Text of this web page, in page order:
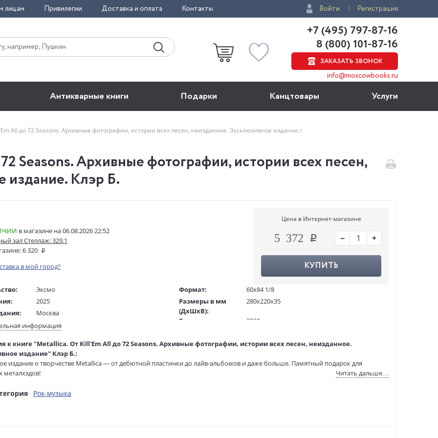
лицам Привилегии Доставка и оплата Контакты Войти Регистрация
+7 (495) 797-87-16
8 (800) 101-87-16
ЗАКАЗАТЬ ЗВОНОК
info@moscowbooks.ru
Антикварные книги Подарки Канцтовары Услуги
All до 72 Seasons. Архивные фотографии, истории всех песен, неизданное. Эксклюзивное издание
Seasons. Архивные фотографии, истории всех песен,
издание. Клэр Б.
в магазине на 06.08.2026 22:52
зал Стеллаж: 329.1
6 320
в мой город?
Цена в Интернет-магазине
5 372 − +
КУПИТЬ
Эксмо
2025
Москва
18+
французский
Ясиньски Патрик-Филипп
Твердый переплет
Формат:
60х84 1/8
Размеры в мм
(ДхШхВ):
280x220x35
Вес:
2030 гр.
Тираж:
3000 экз.
Артикул:
ITD000000001438375
информация
к книге "Metallica. От Kill'Em All до 72 Seasons. Архивные фотографии, истории всех песен, неизданное.
издание" Клэр Б.:
издание о творчестве Metallica — от дебютной пластинки до лайв-альбомов и даже больше. Памятный подарок для
металхэдов!
по использованию:
Читать дальше…
Рок-музыка